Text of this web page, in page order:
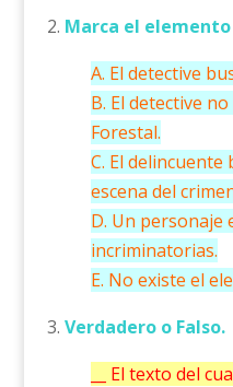
2. Marca el
A. El detective
B. El detective
Forestal.
C. El
escena del
D. Un personaje
incriminatorias.
E. No existe el
3. Verdadero o Falso.
__ El texto del